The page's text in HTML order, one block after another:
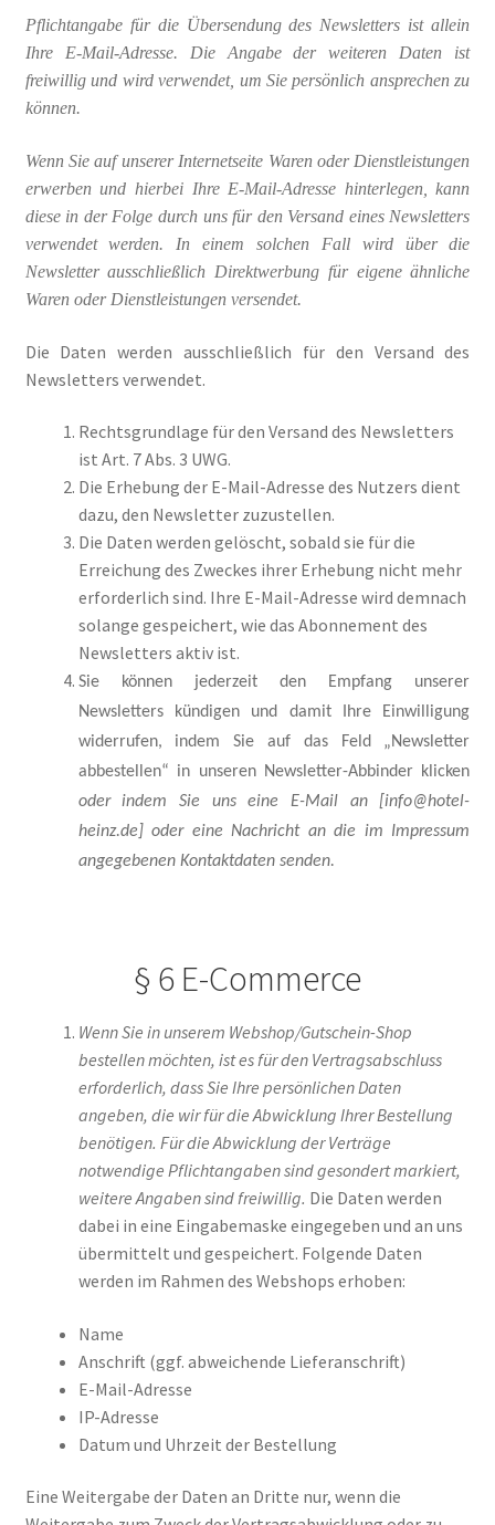
Pflichtangabe für die Übersendung des Newsletters ist allein
Ihre E-Mail-Adresse. Die Angabe der weiteren Daten ist
freiwillig und wird verwendet, um Sie persönlich ansprechen zu
können.
Wenn Sie auf unserer Internetseite Waren oder Dienstleistungen
erwerben und hierbei Ihre E-Mail-Adresse hinterlegen, kann
diese in der Folge durch uns für den Versand eines Newsletters
verwendet werden. In einem solchen Fall wird über die
Newsletter ausschließlich Direktwerbung für eigene ähnliche
Waren oder Dienstleistungen versendet.
Die Daten werden ausschließlich für den Versand des
Newsletters verwendet.
Rechtsgrundlage für den Versand des Newsletters
ist Art. 7 Abs. 3 UWG.
Die Erhebung der E-Mail-Adresse des Nutzers dient
dazu, den Newsletter zuzustellen.
Die Daten werden gelöscht, sobald sie für die
Erreichung des Zweckes ihrer Erhebung nicht mehr
erforderlich sind. Ihre E-Mail-Adresse wird demnach
solange gespeichert, wie das Abonnement des
Newsletters aktiv ist.
Sie können jederzeit den Empfang unserer
Newsletters kündigen und damit Ihre Einwilligung
widerrufen, indem Sie auf das Feld „Newsletter
abbestellen“ in unseren Newsletter-Abbinder klicken
oder indem Sie uns eine E-Mail an [info@hotel-
heinz.de] oder eine Nachricht an die im Impressum
angegebenen Kontaktdaten senden.
§ 6 E-Commerce
Wenn Sie in unserem Webshop/Gutschein-Shop
bestellen möchten, ist es für den Vertragsabschluss
erforderlich, dass Sie Ihre persönlichen Daten
angeben, die wir für die Abwicklung Ihrer Bestellung
benötigen. Für die Abwicklung der Verträge
notwendige Pflichtangaben sind gesondert markiert,
weitere Angaben sind freiwillig. Die Daten werden
dabei in eine Eingabemaske eingegeben und an uns
übermittelt und gespeichert. Folgende Daten
werden im Rahmen des Webshops erhoben:
Name
Anschrift (ggf. abweichende Lieferanschrift)
E-Mail-Adresse
IP-Adresse
Datum und Uhrzeit der Bestellung
Eine Weitergabe der Daten an Dritte nur, wenn die